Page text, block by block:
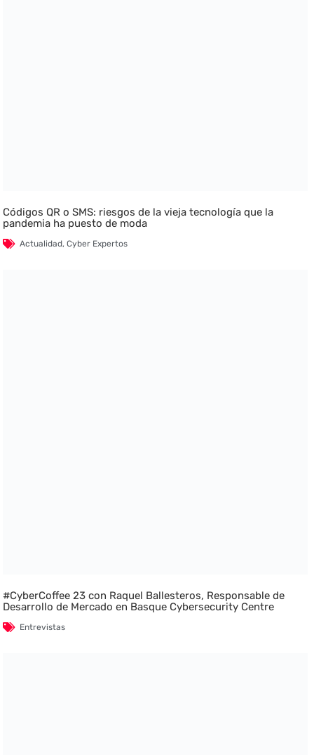
Códigos QR o SMS: riesgos de la vieja tecnología que la
pandemia ha puesto de moda
Actualidad,Cyber Expertos
#CyberCoffee 23 con Raquel Ballesteros, Responsable de
Desarrollo de Mercado en Basque Cybersecurity Centre
Entrevistas